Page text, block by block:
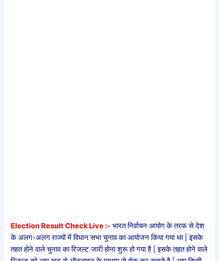
Election Result Check Live :- भारत निर्वाचन आयोग के तरफ से देश
के अलग-अलग राज्यों में विधान सभा चुनाव का आयोजन किया गया था | इसके
तहत होने वाले चुनाव का रिजल्ट जारी होना शुरू हो गया है | इसके तहत होने वाले